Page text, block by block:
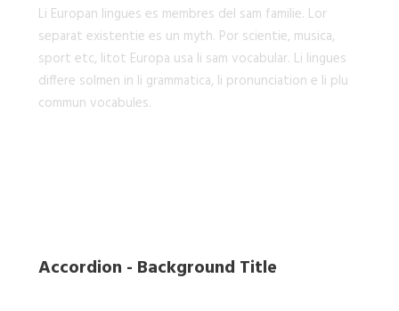
Li Europan lingues es membres del sam familie. Lor
separat existentie es un myth. Por scientie, musica,
sport etc, litot Europa usa li sam vocabular. Li lingues
differe solmen in li grammatica, li pronunciation e li plu
commun vocabules.
Accordion - Background Title